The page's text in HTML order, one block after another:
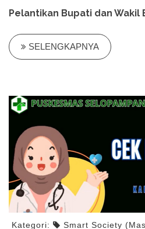
Pelantikan Bupati dan Wakil
SELENGKAPNYA
Kategori:
Smart Society